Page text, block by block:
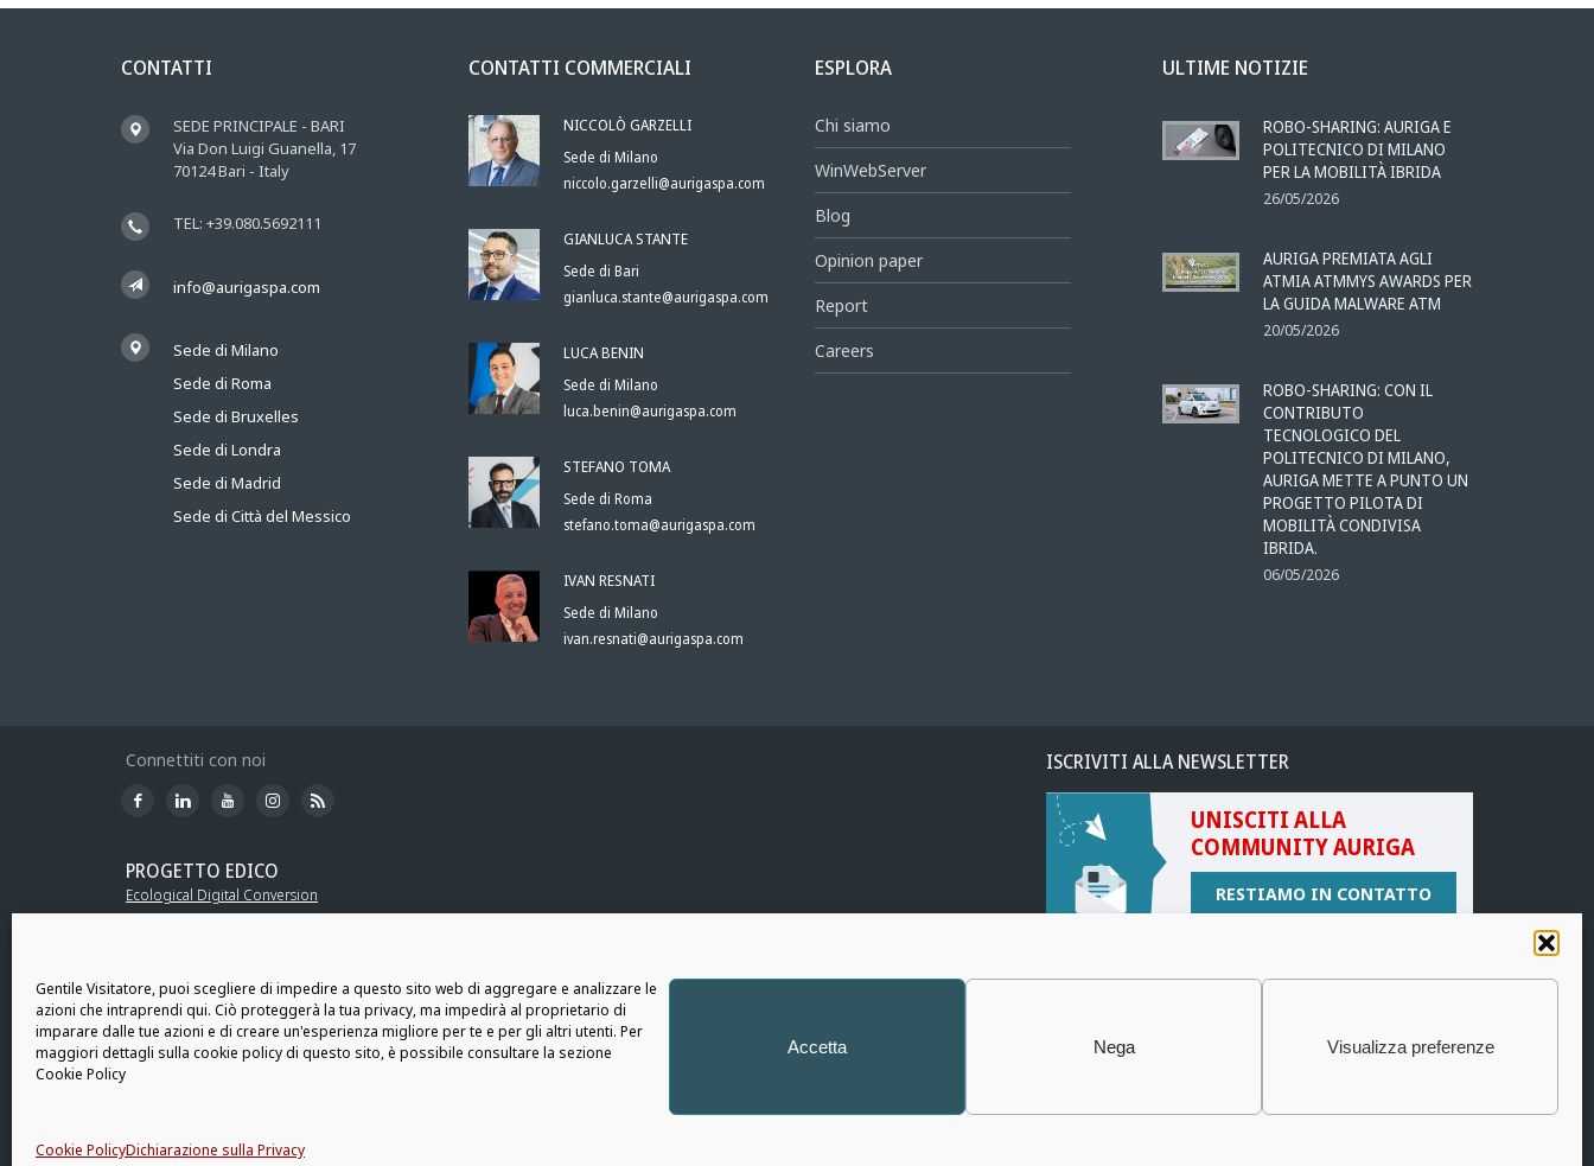
Gentile Visitatore, puoi scegliere di impedire a questo sito web di aggregare e analizzare le
azioni che intraprendi qui. Ciò proteggerà la tua privacy, ma impedirà al proprietario di
imparare dalle tue azioni e di creare un'esperienza migliore per te e per gli altri utenti. Per
maggiori dettagli sulla cookie policy di questo sito, è possibile consultare la sezione
Cookie Policy
Accetta Nega Visualizza preferenze
Cookie PolicyDichiarazione sulla Privacy
CONTATTI
SEDE PRINCIPALE - BARI
Via Don Luigi Guanella, 17
70124 Bari - Italy
TEL: +39.080.5692111
info@aurigaspa.com
Sede di Milano
Sede di Roma
Sede di Bruxelles
Sede di Londra
Sede di Madrid
Sede di Città del Messico
CONTATTI COMMERCIALI
NICCOLÒ GARZELLI
Sede di Milano
niccolo.garzelli@aurigaspa.com
GIANLUCA STANTE
Sede di Bari
gianluca.stante@aurigaspa.com
LUCA BENIN
Sede di Milano
luca.benin@aurigaspa.com
STEFANO TOMA
Sede di Roma
stefano.toma@aurigaspa.com
IVAN RESNATI
Sede di Milano
ivan.resnati@aurigaspa.com
ESPLORA
Chi siamo
WinWebServer
Blog
Opinion paper
Report
Careers
ULTIME NOTIZIE
ROBO-SHARING: AURIGA E
POLITECNICO DI MILANO
PER LA MOBILITÀ IBRIDA
26/05/2026
AURIGA PREMIATA AGLI
ATMIA ATMMYS AWARDS PER
LA GUIDA MALWARE ATM
20/05/2026
ROBO-SHARING: CON IL
CONTRIBUTO
TECNOLOGICO DEL
POLITECNICO DI MILANO,
AURIGA METTE A PUNTO UN
PROGETTO PILOTA DI
MOBILITÀ CONDIVISA
IBRIDA.
06/05/2026
Connettiti con noi
PROGETTO EDICO
Ecological Digital Conversion
ISCRIVITI ALLA NEWSLETTER
UNISCITI ALLA
COMMUNITY AURIGA
RESTIAMO IN CONTATTO
Informativa Privacy|Cookie Policy|Policy Whistleblowing|Social Media Policy|